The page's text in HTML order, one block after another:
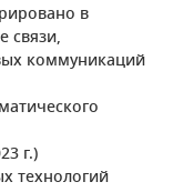
в
связи,
коммуникаций
г.)
технологий